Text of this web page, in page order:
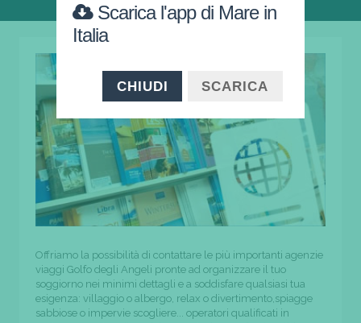
Offriamo la possibilità di contattare le più importanti agenzie
viaggi Golfo degli Angeli pronte ad organizzare il tuo
soggiorno nei minimi dettagli e a soddisfare qualsiasi tua
esigenza: villaggio o albergo, relax o divertimento,spiagge
sabbiose o impervie scogliere... operatori qualificati in
Scarica l'app di Mare in
Italia
CHIUDI SCARICA